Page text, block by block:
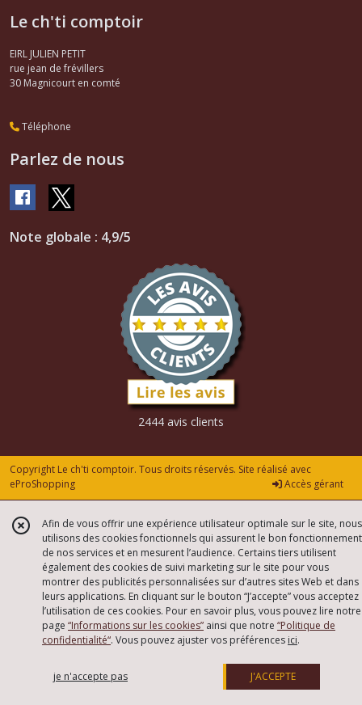
Le ch'ti comptoir
EIRL JULIEN PETIT
rue jean de frévillers
30 Magnicourt en comté
Téléphone
Parlez de nous
Note globale : 4,9/5
2444 avis clients
Copyright Le ch'ti comptoir. Tous droits réservés. Site réalisé avec
eProShopping
Accès gérant
Afin de vous offrir une expérience utilisateur optimale sur le site, nous
utilisons des cookies fonctionnels qui assurent le bon fonctionnement
de nos services et en mesurent l’audience. Certains tiers utilisent
également des cookies de suivi marketing sur le site pour vous
montrer des publicités personnalisées sur d’autres sites Web et dans
leurs applications. En cliquant sur le bouton “J’accepte” vous acceptez
l’utilisation de ces cookies. Pour en savoir plus, vous pouvez lire notre
page “Informations sur les cookies” ainsi que notre “Politique de
confidentialité“. Vous pouvez ajuster vos préférences ici.
je n'accepte pas J'ACCEPTE